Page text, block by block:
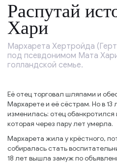
Распутай
Хари
Мархарета Хертройда
под псевдонимом Мата
голландской семье.
Её отец торговал шляпами и
Мархарете и её сёстрам. Но в 13
изменилась: отец
которая через пару лет умерла.
Мархарета жила у крёстного,
собиралась стать
18 лет вышла замуж по